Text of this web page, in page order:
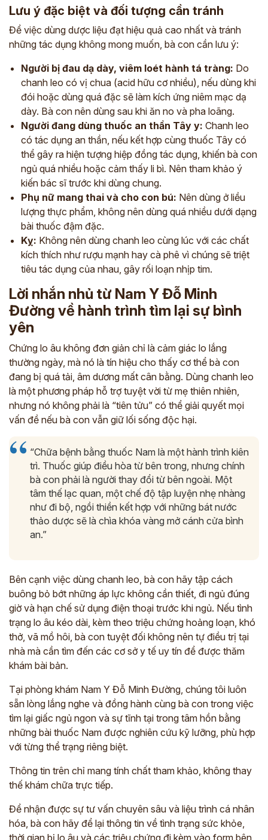
Lưu ý đặc biệt và đối tượng cần tránh
Để việc dùng dược liệu đạt hiệu quả cao nhất và tránh
những tác dụng không mong muốn, bà con cần lưu ý:
Người bị đau dạ dày, viêm loét hành tá tràng: Do
chanh leo có vị chua (acid hữu cơ nhiều), nếu dùng khi
đói hoặc dùng quá đặc sẽ làm kích ứng niêm mạc dạ
dày. Bà con nên dùng sau khi ăn no và pha loãng.
Người đang dùng thuốc an thần Tây y: Chanh leo
có tác dụng an thần, nếu kết hợp cùng thuốc Tây có
thể gây ra hiện tượng hiệp đồng tác dụng, khiến bà con
ngủ quá nhiều hoặc cảm thấy li bì. Nên tham khảo ý
kiến bác sĩ trước khi dùng chung.
Phụ nữ mang thai và cho con bú: Nên dùng ở liều
lượng thực phẩm, không nên dùng quá nhiều dưới dạng
bài thuốc đậm đặc.
Kỵ: Không nên dùng chanh leo cùng lúc với các chất
kích thích như rượu mạnh hay cà phê vì chúng sẽ triệt
tiêu tác dụng của nhau, gây rối loạn nhịp tim.
Lời nhắn nhủ từ Nam Y Đỗ Minh
Đường về hành trình tìm lại sự bình
yên
Chứng lo âu không đơn giản chỉ là cảm giác lo lắng
thường ngày, mà nó là tín hiệu cho thấy cơ thể bà con
đang bị quá tải, âm dương mất cân bằng. Dùng chanh leo
là một phương pháp hỗ trợ tuyệt vời từ mẹ thiên nhiên,
nhưng nó không phải là “tiên tửu” có thể giải quyết mọi
vấn đề nếu bà con vẫn giữ lối sống độc hại.
“Chữa bệnh bằng thuốc Nam là một hành trình kiên
trì. Thuốc giúp điều hòa từ bên trong, nhưng chính
bà con phải là người thay đổi từ bên ngoài. Một
tâm thế lạc quan, một chế độ tập luyện nhẹ nhàng
như đi bộ, ngồi thiền kết hợp với những bát nước
thảo dược sẽ là chìa khóa vàng mở cánh cửa bình
an.”
Bên cạnh việc dùng chanh leo, bà con hãy tập cách
buông bỏ bớt những áp lực không cần thiết, đi ngủ đúng
giờ và hạn chế sử dụng điện thoại trước khi ngủ. Nếu tình
trạng lo âu kéo dài, kèm theo triệu chứng hoảng loạn, khó
thở, vã mồ hôi, bà con tuyệt đối không nên tự điều trị tại
nhà mà cần tìm đến các cơ sở y tế uy tín để được thăm
khám bài bản.
Tại phòng khám Nam Y Đỗ Minh Đường, chúng tôi luôn
sẵn lòng lắng nghe và đồng hành cùng bà con trong việc
tìm lại giấc ngủ ngon và sự tĩnh tại trong tâm hồn bằng
những bài thuốc Nam được nghiên cứu kỹ lưỡng, phù hợp
với từng thể trạng riêng biệt.
Thông tin trên chỉ mang tính chất tham khảo, không thay
thế khám chữa trực tiếp.
Để nhận được sự tư vấn chuyên sâu và liệu trình cá nhân
hóa, bà con hãy để lại thông tin về tình trạng sức khỏe,
thời gian bị lo âu và các triệu chứng đi kèm vào form bên